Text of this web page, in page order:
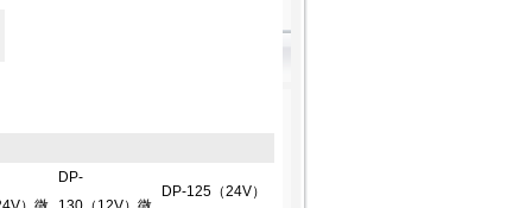
DP-
DP-125（24V）